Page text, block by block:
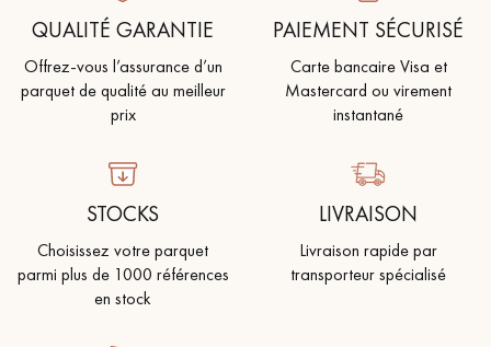
QUALITÉ GARANTIE
Offrez-vous l’assurance d’un
parquet de qualité au meilleur
prix
PAIEMENT SÉCURISÉ
Carte bancaire Visa et
Mastercard ou virement
instantané
STOCKS
Choisissez votre parquet
parmi plus de 1000 références
en stock
LIVRAISON
Livraison rapide par
transporteur spécialisé